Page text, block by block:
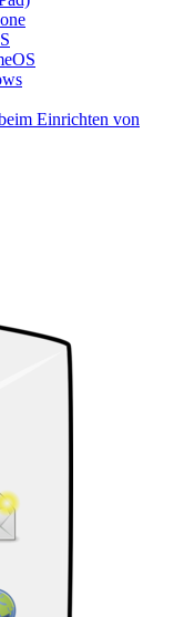
Einrichten von